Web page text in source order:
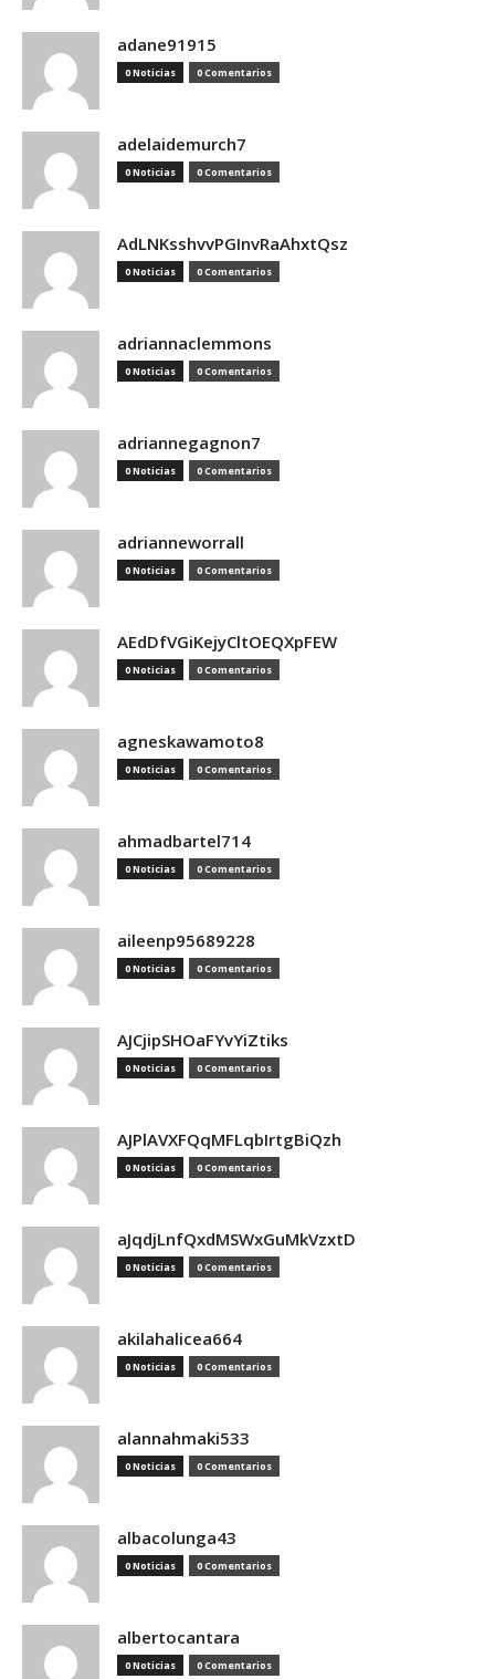
adane91915
0 Noticias 0 Comentarios
adelaidemurch7
0 Noticias 0 Comentarios
AdLNKsshvvPGInvRaAhxtQsz
0 Noticias 0 Comentarios
adriannaclemmons
0 Noticias 0 Comentarios
adriannegagnon7
0 Noticias 0 Comentarios
adrianneworrall
0 Noticias 0 Comentarios
AEdDfVGiKejyCltOEQXpFEW
0 Noticias 0 Comentarios
agneskawamoto8
0 Noticias 0 Comentarios
ahmadbartel714
0 Noticias 0 Comentarios
aileenp95689228
0 Noticias 0 Comentarios
AJCjipSHOaFYvYiZtiks
0 Noticias 0 Comentarios
AJPlAVXFQqMFLqbIrtgBiQzh
0 Noticias 0 Comentarios
aJqdjLnfQxdMSWxGuMkVzxtD
0 Noticias 0 Comentarios
akilahalicea664
0 Noticias 0 Comentarios
alannahmaki533
0 Noticias 0 Comentarios
albacolunga43
0 Noticias 0 Comentarios
albertocantara
0 Noticias 0 Comentarios